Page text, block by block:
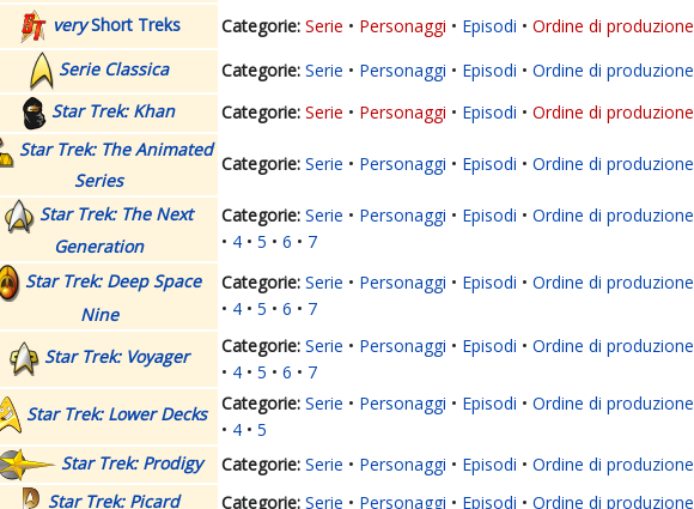
veryShort Treks Serie Personaggi Episodi Ordine di produzione
Serie Classica
Serie Personaggi Episodi Ordine di produzione
Star Trek: Khan
Serie Personaggi Episodi Ordine di produzione
Star Trek: The Animated
Series
Serie Personaggi Episodi Ordine di produzione
Star Trek: The Next
Generation
Serie Personaggi Episodi Ordine di produzione
4
5 6
7
Star Trek: Deep Space
Nine
Serie Personaggi Episodi Ordine di produzione
4
5 6 7
Star Trek: Voyager Serie Personaggi Episodi Ordine di produzione
4
5 6
7
Star Trek: Lower Decks
Serie Personaggi Episodi Ordine di produzione
4
5
Star Trek: Prodigy
Serie Personaggi Episodi Ordine di produzione
Star Trek: Picard
Serie Personaggi Episodi Ordine di produzione